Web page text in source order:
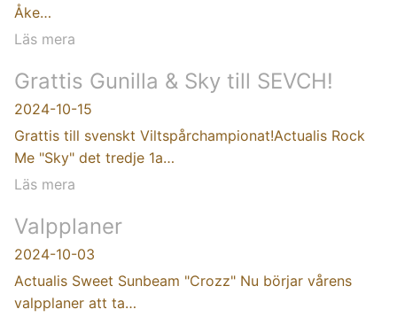
Åke…
Läs mera
Grattis Gunilla & Sky till SEVCH!
2024-10-15
Grattis till svenskt Viltspårchampionat!Actualis Rock
Me "Sky" det tredje 1a…
Läs mera
Valpplaner
2024-10-03
Actualis Sweet Sunbeam "Crozz" Nu börjar vårens
valpplaner att ta…